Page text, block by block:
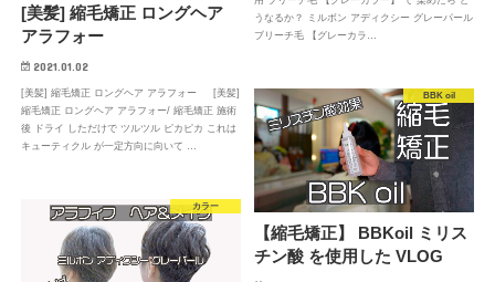
うなるか？ ミルボン アディクシー グレーパール
ブリーチ毛 【グレーカラ…
[美髪] 縮毛矯正 ロングヘア
アラフォー
2021.01.02
[美髪] 縮毛矯正 ロングヘア アラフォー [美髪]
縮毛矯正 ロングヘア アラフォー/ 縮毛矯正 施術
後 ドライ しただけで ツルツル ピカピカ これは
キューティクル が一定方向に向いて …
BBK oil
【縮毛矯正】 BBKoil ミリス
チン酸 を使用した VLOG
カラー